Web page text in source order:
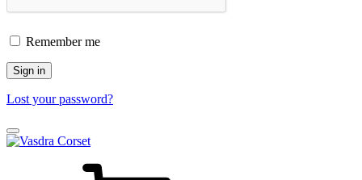
Remember me
Sign in
Lost your password?